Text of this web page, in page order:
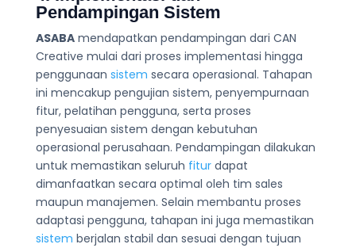
Pendampingan Sistem
ASABAmendapatkan pendampingan dari CAN
Creative mulai dari proses implementasi hingga
penggunaan sistem secara operasional. Tahapan
ini mencakup pengujian sistem, penyempurnaan
fitur, pelatihan pengguna, serta proses
penyesuaian sistem dengan kebutuhan
operasional perusahaan. Pendampingan dilakukan
untuk memastikan seluruh fiturdapat
dimanfaatkan secara optimal oleh tim sales
maupun manajemen. Selain membantu proses
adaptasi pengguna, tahapan ini juga memastikan
sistem berjalan stabil dan sesuai dengan tujuan